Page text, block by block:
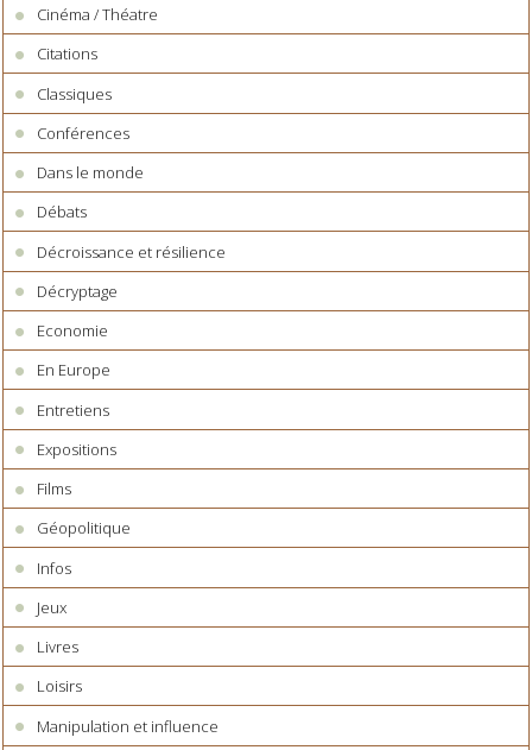
Cinéma / Théatre
Citations
Classiques
Conférences
Dans le monde
Débats
Décroissance et résilience
Décryptage
Economie
En Europe
Entretiens
Expositions
Films
Géopolitique
Infos
Jeux
Livres
Loisirs
Manipulation et influence